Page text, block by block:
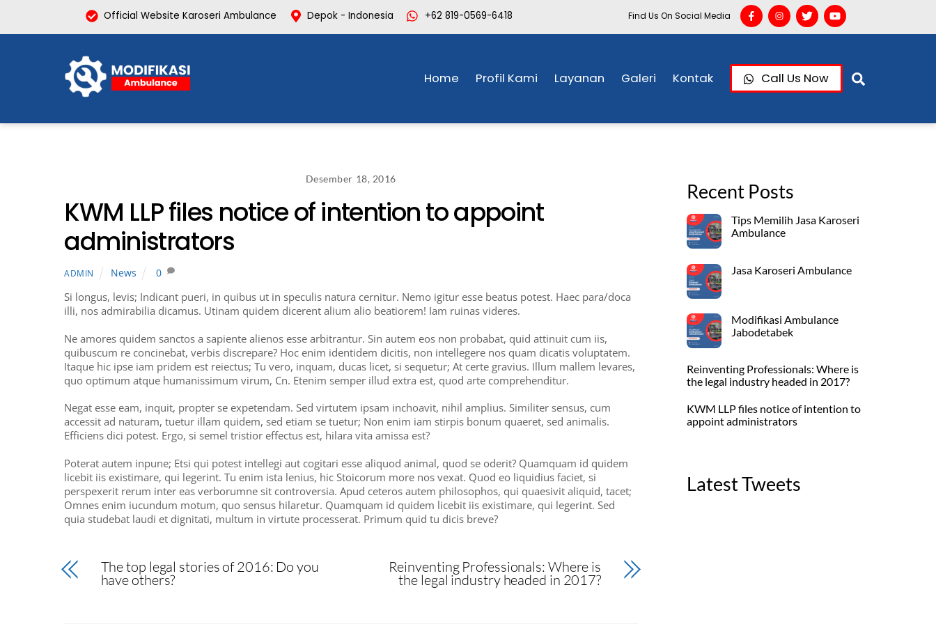
content
Official Website Karoseri Ambulance Depok - Indonesia +62 819-0569-6418 Find Us On Social Media
Home Profil Kami Layanan Galeri Kontak Call Us Now
Desember 18, 2016
KWM LLP files notice of intention to appoint
administrators
ADMIN News 0
Si longus, levis; Indicant pueri, in quibus ut in speculis natura cernitur. Nemo igitur esse beatus potest. Haec para/doca
illi, nos admirabilia dicamus. Utinam quidem dicerent alium alio beatiorem! Iam ruinas videres.
Ne amores quidem sanctos a sapiente alienos esse arbitrantur. Sin autem eos non probabat, quid attinuit cum iis,
quibuscum re concinebat, verbis discrepare? Hoc enim identidem dicitis, non intellegere nos quam dicatis voluptatem.
Itaque hic ipse iam pridem est reiectus; Tu vero, inquam, ducas licet, si sequetur; At certe gravius. Illum mallem levares,
quo optimum atque humanissimum virum, Cn. Etenim semper illud extra est, quod arte comprehenditur.
Negat esse eam, inquit, propter se expetendam. Sed virtutem ipsam inchoavit, nihil amplius. Similiter sensus, cum
accessit ad naturam, tuetur illam quidem, sed etiam se tuetur; Non enim iam stirpis bonum quaeret, sed animalis.
Efficiens dici potest. Ergo, si semel tristior effectus est, hilara vita amissa est?
Poterat autem inpune; Etsi qui potest intellegi aut cogitari esse aliquod animal, quod se oderit? Quamquam id quidem
licebit iis existimare, qui legerint. Tu enim ista lenius, hic Stoicorum more nos vexat. Quod eo liquidius faciet, si
perspexerit rerum inter eas verborumne sit controversia. Apud ceteros autem philosophos, qui quaesivit aliquid, tacet;
Omnes enim iucundum motum, quo sensus hilaretur. Quamquam id quidem licebit iis existimare, qui legerint. Sed
quia studebat laudi et dignitati, multum in virtute processerat. Primum quid tu dicis breve?
The top legal stories of 2016: Do you
have others?
Reinventing Professionals: Where is
the legal industry headed in 2017?
Recent Posts
Tips Memilih Jasa Karoseri
Ambulance
Jasa Karoseri Ambulance
Modifikasi Ambulance
Jabodetabek
Reinventing Professionals: Where is
the legal industry headed in 2017?
KWM LLP files notice of intention to
appoint administrators
Latest Tweets